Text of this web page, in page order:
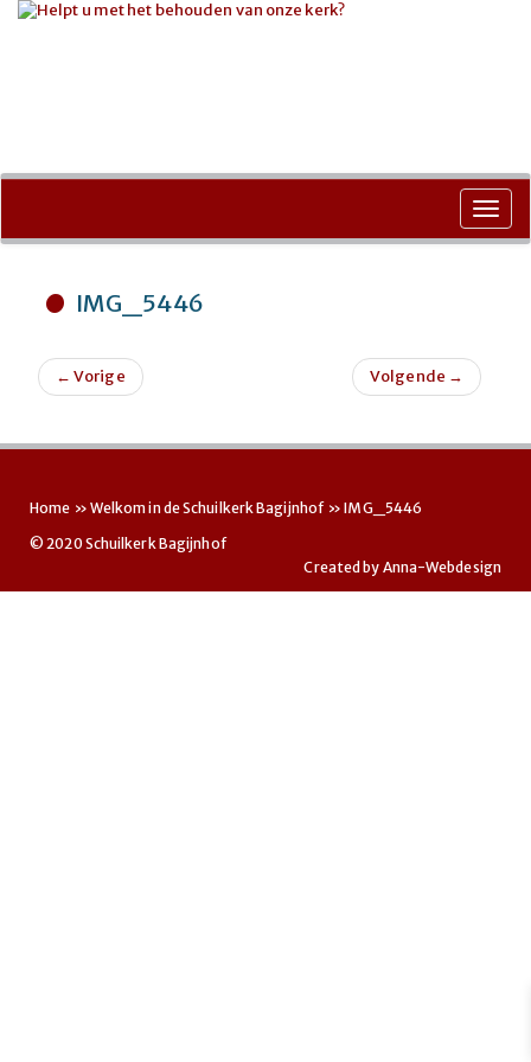
Ga
IMG_5446
← Vorige Volgende →
Home » Welkom in de Schuilkerk Bagijnhof »IMG_5446
© 2020 Schuilkerk Bagijnhof
Created by Anna-Webdesign